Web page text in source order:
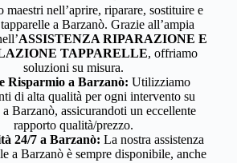
maestri nell’aprire, riparare, sostituire e
a Barzanò. Grazie all’ampia
ASSISTENZA RIPARAZIONE E
TAPPARELLE, offriamo
soluzioni su misura.
Risparmio a Barzanò: Utilizziamo
di alta qualità per ogni intervento su
a Barzanò, assicurandoti un eccellente
rapporto qualità/prezzo.
24/7 a Barzanò: La nostra assistenza
a Barzanò è sempre disponibile, anche